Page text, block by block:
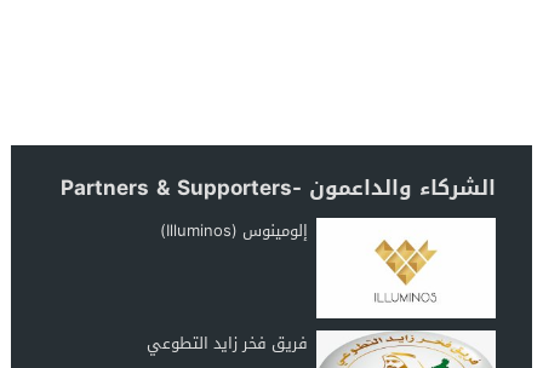
الشركاء والداعمون -Partners & Supporters
إلومينوس (Illuminos)
فريق فخر زايد التطوعي